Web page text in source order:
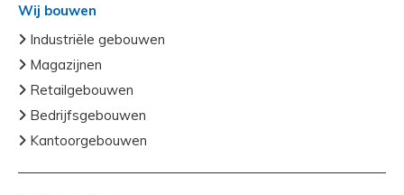
Wij bouwen
Industriële gebouwen
Magazijnen
Retailgebouwen
Bedrijfsgebouwen
Kantoorgebouwen